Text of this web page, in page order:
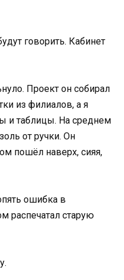
говорить. Кабинет
Проект он собирал
из филиалов, а я
и таблицы. На среднем
от ручки. Он
пошёл наверх, сияя,
ошибка в
распечатал старую